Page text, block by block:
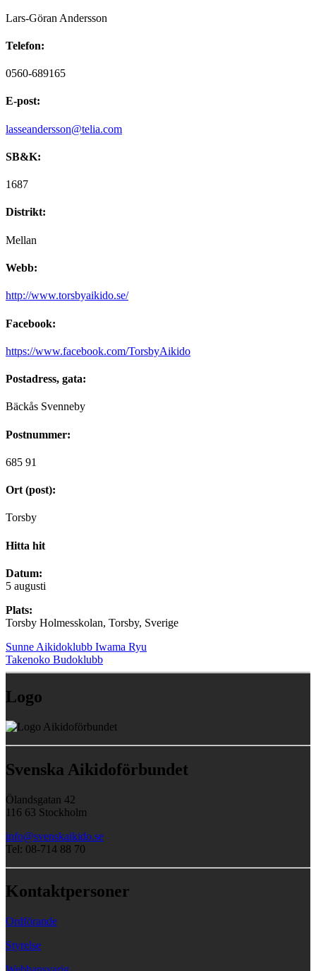
Lars-Göran Andersson
Telefon:
0560-689165
E-post:
lasseandersson@telia.com
SB&K:
1687
Distrikt:
Mellan
Webb:
http://www.torsbyaikido.se/
Facebook:
https://www.facebook.com/TorsbyAikido
Postadress, gata:
Bäckås Svenneby
Postnummer:
685 91
Ort (post):
Torsby
Hitta hit
Datum:
5 augusti
Plats:
Torsby Holmesskolan, Torsby, Sverige
Sunne Aikidoklubb Iwama Ryu
Takenoko Budoklubb
Logo
Svenska Aikidoförbundet
Ölandsgatan 42
116 63 Stockholm
info@svenskaikido.se
Tel: 08-714 88 70
Kontaktpersoner
Ordförande
Styrelse